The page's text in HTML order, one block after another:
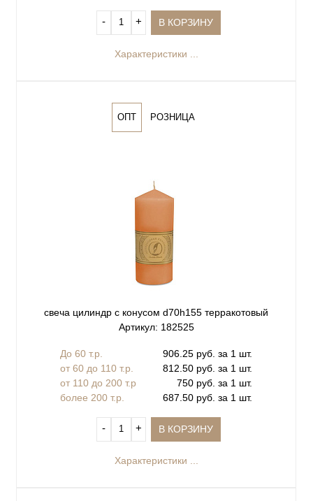
‐ + В КОРЗИНУ
Характеристики ...
ОПТ РОЗНИЦА
свеча цилиндр с конусом d70h155 терракотовый
Артикул: 182525
До 60 т.р.
906.25 руб. за 1 шт.
от 60 до 110 т.р.
812.50 руб. за 1 шт.
от 110 до 200 т.р
750 руб. за 1 шт.
более 200 т.р.
687.50 руб. за 1 шт.
‐ + В КОРЗИНУ
Характеристики ...